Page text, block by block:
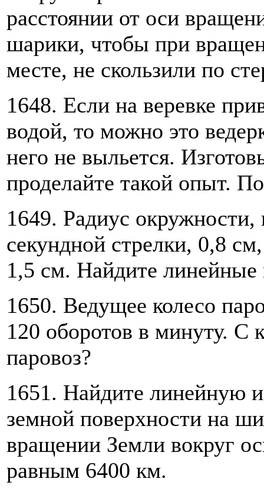
расстоянии от оси
шарики, чтобы при
месте, не скользили по
1648. Если на веревке
водой, то можно это
него не выльется.
проделайте такой опыт.
1649. Радиус окружности,
секундной стрелки, 0,8
1,5 см. Найдите линейные
1650. Ведущее колесо
120 оборотов в минуту. С
паровоз?
1651. Найдите линейную
земной поверхности на
вращении Земли вокруг
равным 6400 км.